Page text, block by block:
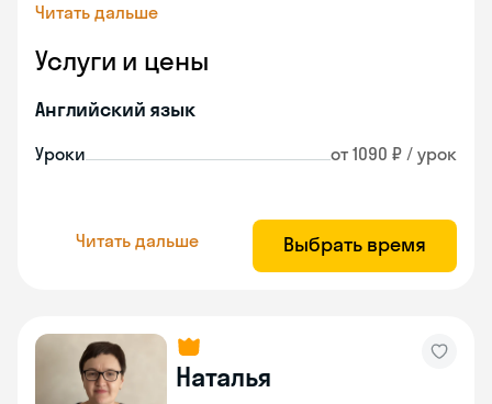
Читать дальше
Услуги и цены
Английский язык
Уроки от 1090 ₽ / урок
Читать дальше Выбрать время
Наталья